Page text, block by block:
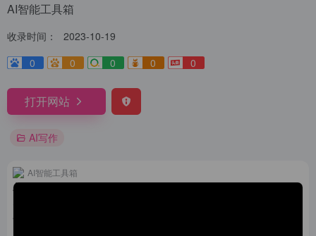
AI智能工具箱
收录时间：
2023-10-19
0
0 0 0 0
打开网站
AI写作
AI智能工具箱